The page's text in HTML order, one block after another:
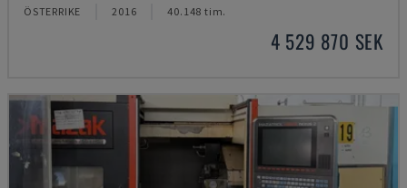
ÖSTERRIKE 2016 40.148 tim.
4 529 870 SEK